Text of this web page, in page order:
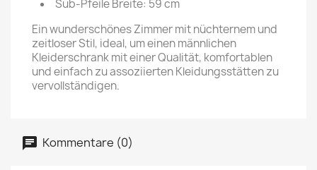
Sub-Pfeile Breite: 59 cm
Ein wunderschönes Zimmer mit nüchternem und
zeitloser Stil, ideal, um einen männlichen
Kleiderschrank mit einer Qualität, komfortablen
und einfach zu assoziierten Kleidungsstätten zu
vervollständigen.
Kommentare (0)